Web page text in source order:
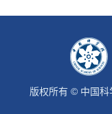
版权所有 © 中国